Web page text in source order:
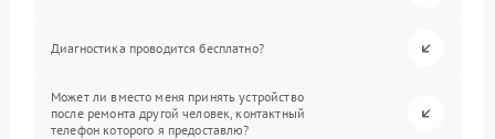
Диагностика проводится бесплатно?
Может ли вместо меня принять устройство
после ремонта другой человек, контактный
телефон которого я предоставлю?